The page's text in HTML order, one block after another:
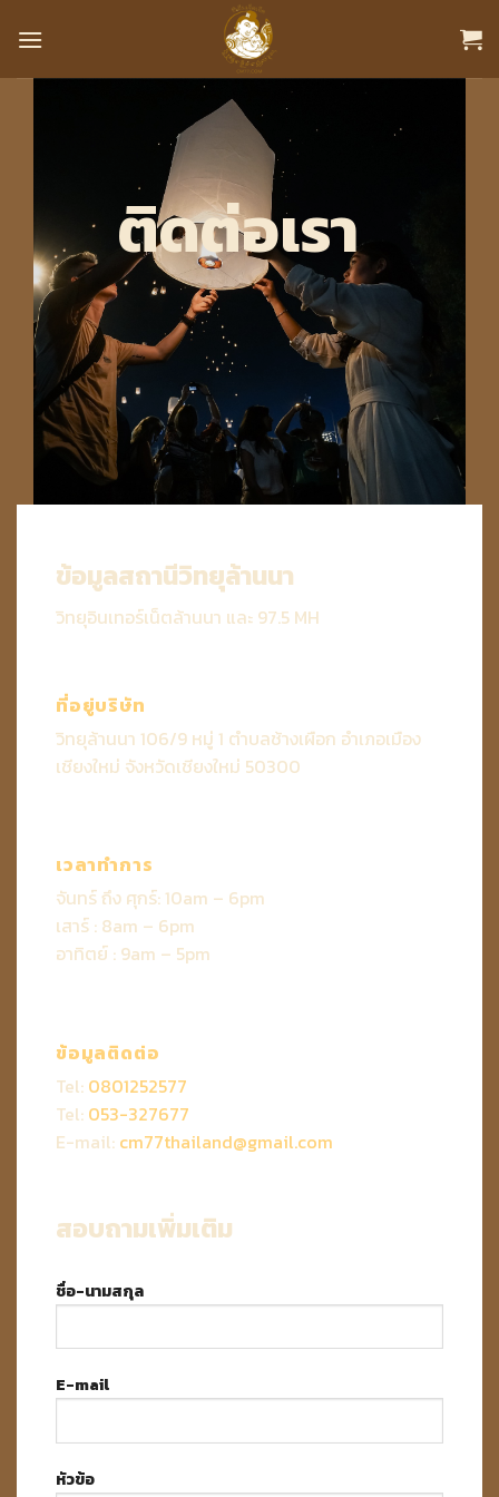
ติดต่อเรา
ข้อมูลสถานีวิทยุล้านนา
วิทยุอินเทอร์เน็ตล้านนา และ 97.5 MH
ที่อยู่บริษัท
วิทยุล้านนา 106/9 หมู่ 1 ตำบลช้างเผือก อำเภอเมือง
เชียงใหม่ จังหวัดเชียงใหม่ 50300
เวลาทำการ
จันทร์ ถึง ศุกร์: 10am – 6pm
เสาร์ : 8am – 6pm
อาทิตย์ : 9am – 5pm
ข้อมูลติดต่อ
Tel: 0801252577
Tel: 053-327677
E-mail: cm77thailand@gmail.com
สอบถามเพิ่มเติม
ชื่อ-นามสกุล
E-mail
หัวข้อ